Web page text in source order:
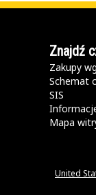
Znajdź
Zakupy
Schemat
SIS
Mapa
United